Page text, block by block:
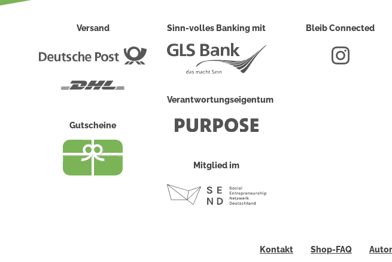
Versand
Deutsche
Gutscheine
Sinn-volles Banking mit
Verantwortungseigentum
Mitglied im
Bleib Connected
Kontakt Shop-FAQ